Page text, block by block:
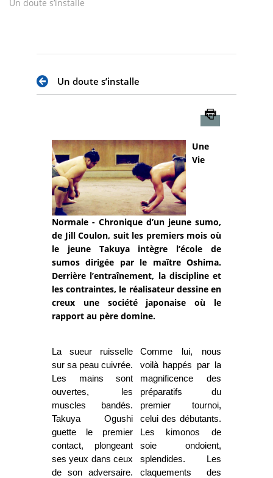
Un doute s’installe
Un doute s’installe
Une
Vie
Normale - Chronique d’un jeune sumo,
de Jill Coulon, suit les premiers mois où
le jeune Takuya intègre l’école de
sumos dirigée par le maître Oshima.
Derrière l’entraînement, la discipline et
les contraintes, le réalisateur dessine en
creux une société japonaise où le
rapport au père domine.
La sueur ruisselle
sur sa peau cuivrée.
Les mains sont
ouvertes, les
muscles bandés.
Takuya Ogushi
guette le premier
contact, plongeant
ses yeux dans ceux
de son adversaire.
Comme lui, nous
voilà happés par la
magnificence des
préparatifs du
premier tournoi,
celui des débutants.
Les kimonos de
soie ondoient,
splendides. Les
claquements des